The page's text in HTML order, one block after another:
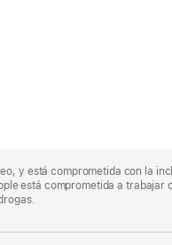
y está comprometida con la
está comprometida a